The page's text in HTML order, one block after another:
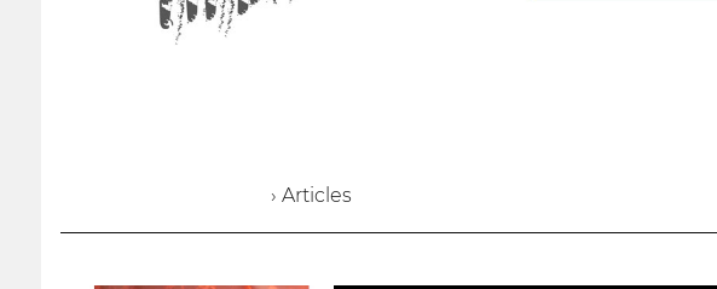
› Articles